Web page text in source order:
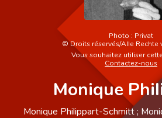
Recherche avancée
Foire aux questions
Photo : Privat
©Droits réservés/Alle Rechte
Vous souhaitez utiliser
Contactez-nous
Monique
Monique Philippart-Schmitt ;